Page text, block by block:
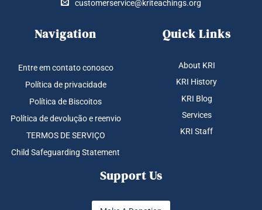
customerservice@kriteachings.org
Navigation
Entre em contato conosco
Política de privacidade
Política de Biscoitos
Política de devolução e reenvio
TERMOS DE SERVIÇO
Child Safeguarding Statement
Quick Links
About KRI
KRI History
KRI Blog
Services
KRI Staff
Support Us